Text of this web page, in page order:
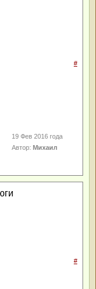
#
19 Фев 2016 года
Автор:Михаил
#